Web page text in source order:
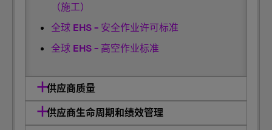
（施工）
全球 EHS - 安全作业许可标准
全球 EHS - 高空作业标准
供应商质量
供应商生命周期和绩效管理